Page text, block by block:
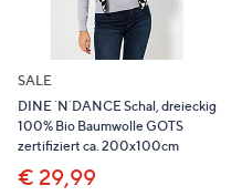
SALE
DINE ´N´DANCE Schal, dreieckig
100% Bio Baumwolle GOTS
zertifiziert ca. 200x100cm
€ 29,99